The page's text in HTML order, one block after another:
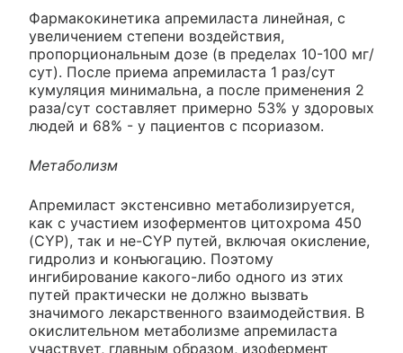
Фармакокинетика апремиласта линейная, с
увеличением степени воздействия,
пропорциональным дозе (в пределах 10-100 мг/
сут). После приема апремиласта 1 раз/сут
кумуляция минимальна, а после применения 2
раза/сут составляет примерно 53% у здоровых
людей и 68% - у пациентов с псориазом.
Метаболизм
Апремиласт экстенсивно метаболизируется,
как с участием изоферментов цитохрома 450
(CYP), так и не-CYP путей, включая окисление,
гидролиз и конъюгацию. Поэтому
ингибирование какого-либо одного из этих
путей практически не должно вызвать
значимого лекарственного взаимодействия. В
окислительном метаболизме апремиласта
участвует, главным образом, изофермент